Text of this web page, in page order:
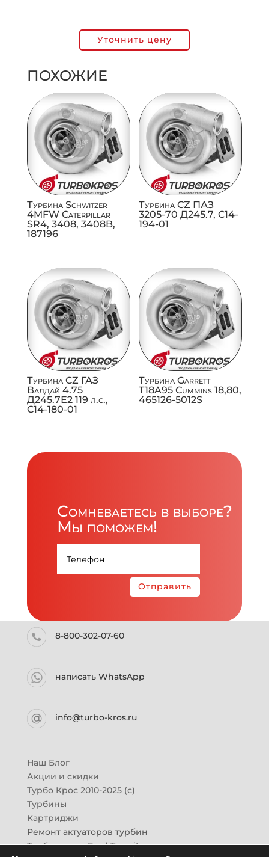
Уточнить цену
ПОХОЖИЕ
Турбина Schwitzer
4MFW Caterpillar
SR4, 3408, 3408B,
187196
Турбина CZ ПАЗ
3205-70 Д245.7, C14-
194-01
Турбина CZ ГАЗ
Валдай 4.75
Д245.7Е2 119 л.с.,
C14-180-01
Турбина Garrett
T18A95 Cummins 18,80,
465126-5012S
Сомневаетесь в выборе?
Мы поможем!
Отправить
8-800-302-07-60
написать WhatsApp
info@turbo-kros.ru
Наш Блог
Акции и скидки
Турбо Крос 2010-2025 (с)
Турбины
Картриджи
Ремонт актуаторов турбин
Турбины для Ford Transit